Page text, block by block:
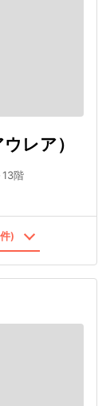
レア）
13階
)